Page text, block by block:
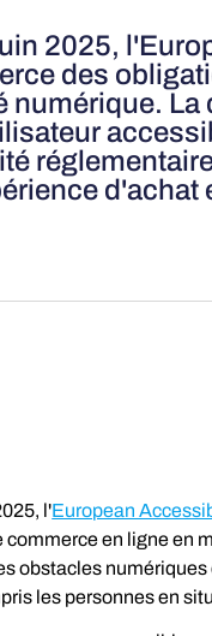
2025,
des
numérique. La
d'achat
l'European
commerce en ligne en
obstacles
les personnes en